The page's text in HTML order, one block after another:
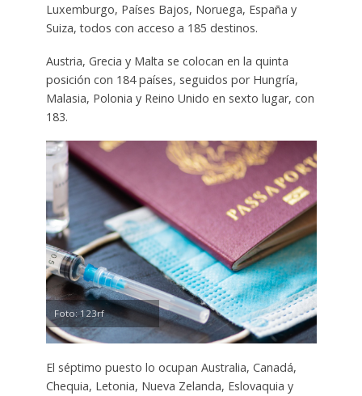
Luxemburgo, Países Bajos, Noruega, España y
Suiza, todos con acceso a 185 destinos.
Austria, Grecia y Malta se colocan en la quinta
posición con 184 países, seguidos por Hungría,
Malasia, Polonia y Reino Unido en sexto lugar, con
183.
Foto: 123rf
El séptimo puesto lo ocupan Australia, Canadá,
Chequia, Letonia, Nueva Zelanda, Eslovaquia y